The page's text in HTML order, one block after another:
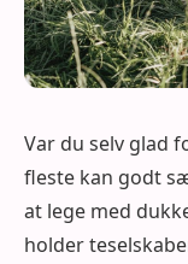
Var du selv glad
fleste kan godt
at lege med
holder